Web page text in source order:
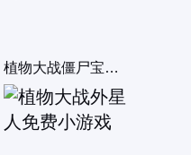
植物大战僵尸宝可梦